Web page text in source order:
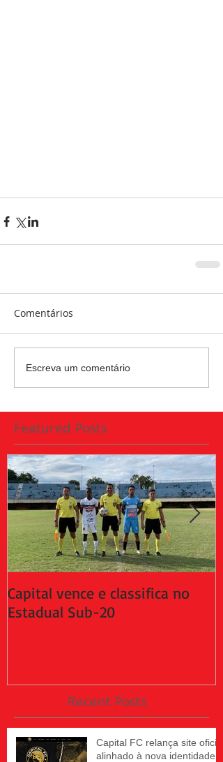
Comentários
Escreva um comentário
Featured Posts
Capital vence e classifica no
Estadual Sub-20
Recent Posts
Capital FC relança site oficial
alinhado à nova identidade